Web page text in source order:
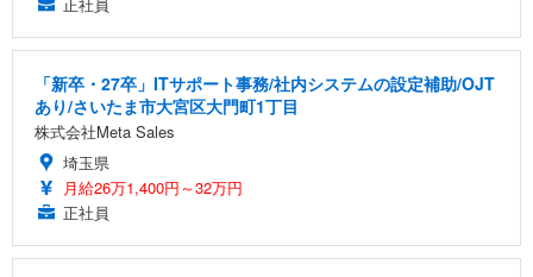
「新卒・27卒」ITサポート事務/社内システムの設定補助/OJT
あり/さいたま市大宮区大門町1丁目
株式会社Meta Sales
埼玉県
月給26万1,400円～32万円
正社員